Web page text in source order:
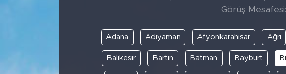
Görüş
Adana Adıyaman Afyonkarahisar Ağrı
Balıkesir Bartın Batman Bayburt